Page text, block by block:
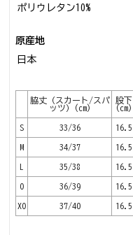
ポリウレタン10%
原産地
日本
脇丈（スカート/スパ
ッツ）(cm)
股下
(cm)
S 33/36 16.5
M 34/37 16.5
L 35/38 16.5
O 36/39 16.5
XO 37/40 16.5